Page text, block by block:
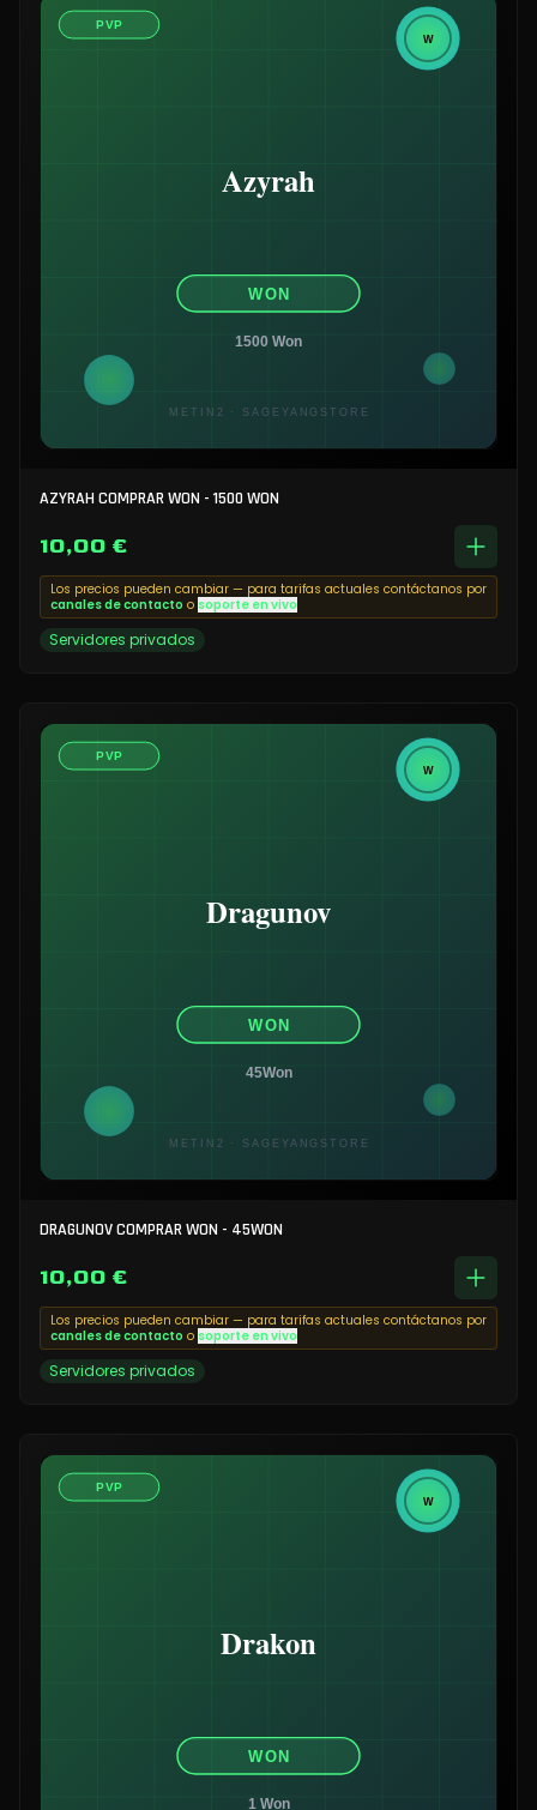
AZYRAH COMPRAR WON - 1500 WON
10,00 €
Los precios pueden cambiar — para tarifas actuales contáctanos por
canales de contacto o soporte en vivo
Servidores privados
DRAGUNOV COMPRAR WON - 45WON
10,00 €
Los precios pueden cambiar — para tarifas actuales contáctanos por
canales de contacto o soporte en vivo
Servidores privados